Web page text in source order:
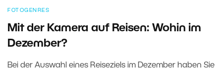
FOTOGENRES
Mit der Kamera auf Reisen: Wohin im
Dezember?
Bei der Auswahl eines Reiseziels im Dezember haben Sie